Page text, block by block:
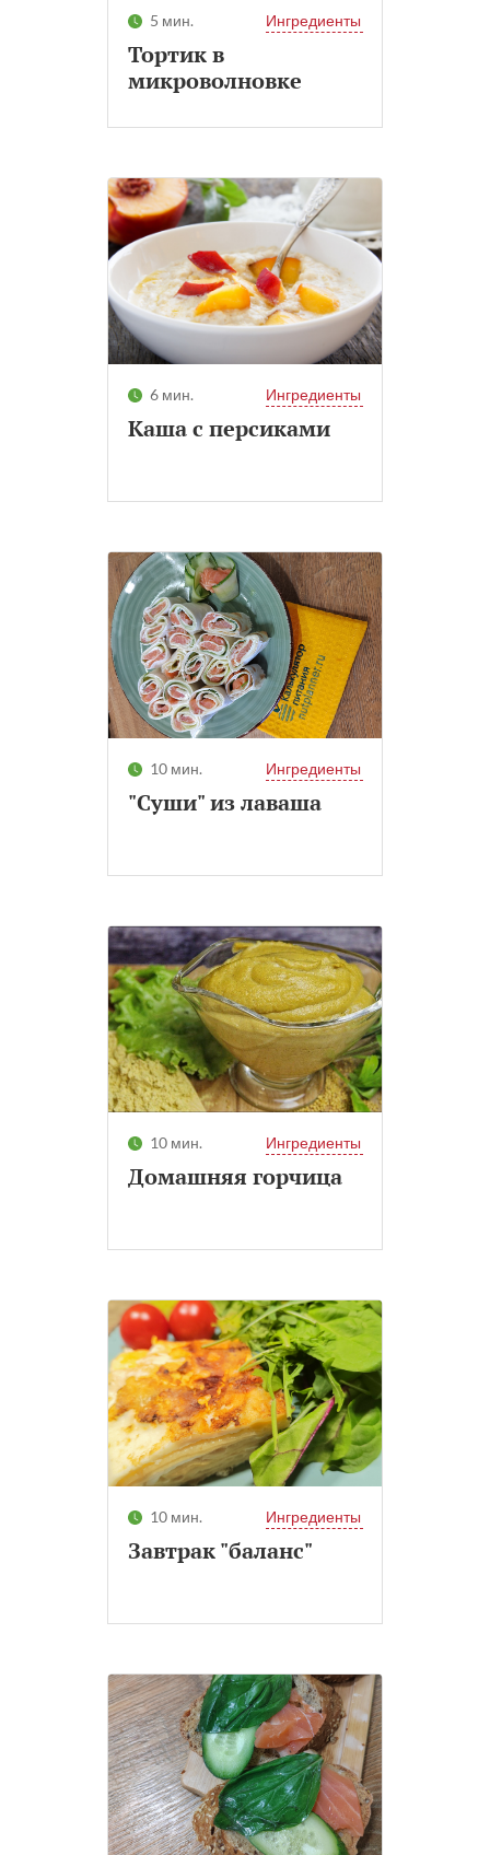
5 мин. Ингредиенты
Тортик в
микроволновке
6 мин. Ингредиенты
Каша с персиками
10 мин. Ингредиенты
"Суши" из лаваша
10 мин. Ингредиенты
Домашняя горчица
10 мин. Ингредиенты
Завтрак "баланс"